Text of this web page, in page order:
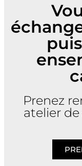
Prenez
atelier